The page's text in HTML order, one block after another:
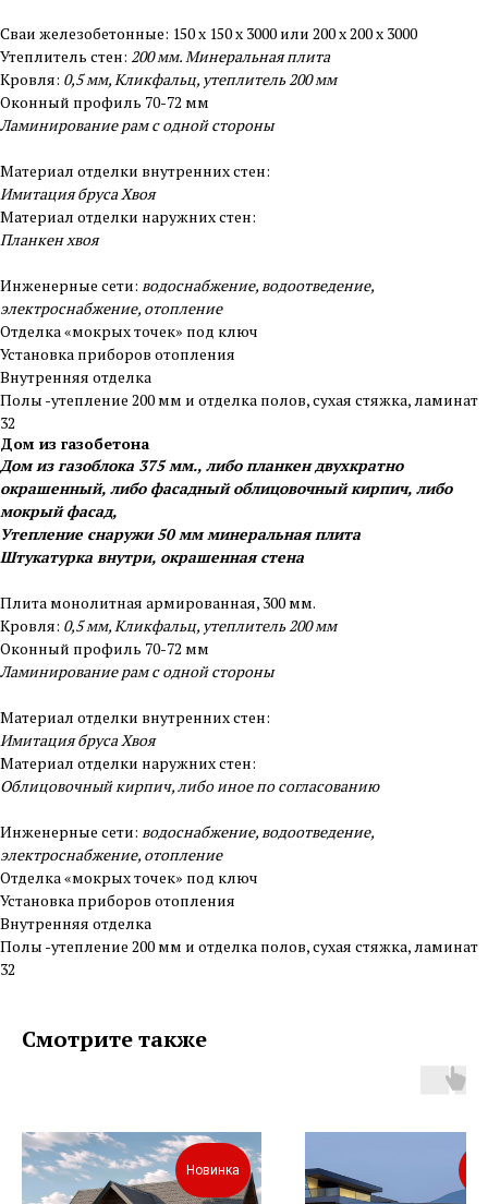
Сваи железобетонные: 150 х 150 х 3000 или 200 х 200 х 3000
Утеплитель стен: 200 мм. Минеральная плита
Кровля: 0,5 мм, Кликфальц, утеплитель 200 мм
Оконный профиль 70-72 мм
Ламинирование рам с одной стороны
Материал отделки внутренних стен:
Имитация бруса Хвоя
Материал отделки наружних стен:
Планкен хвоя
Инженерные сети: водоснабжение, водоотведение,
электроснабжение, отопление
Отделка «мокрых точек» под ключ
Установка приборов отопления
Внутренняя отделка
Полы -утепление 200 мм и отделка полов, сухая стяжка, ламинат
32
Дом из газобетона
Дом из газоблока 375 мм., либо планкен двухкратно
окрашенный, либо фасадный облицовочный кирпич, либо
мокрый фасад,
Утепление снаружи 50 мм минеральная плита
Штукатурка внутри, окрашенная стена
Плита монолитная армированная, 300 мм.
Кровля: 0,5 мм, Кликфальц, утеплитель 200 мм
Оконный профиль 70-72 мм
Ламинирование рам с одной стороны
Материал отделки внутренних стен:
Имитация бруса Хвоя
Материал отделки наружних стен:
Облицовочный кирпич, либо иное по согласованию
Инженерные сети: водоснабжение, водоотведение,
электроснабжение, отопление
Отделка «мокрых точек» под ключ
Установка приборов отопления
Внутренняя отделка
Полы -утепление 200 мм и отделка полов, сухая стяжка, ламинат
32
Смотрите также
Новинка